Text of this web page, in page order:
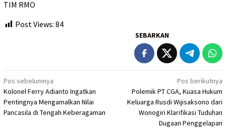
TIM RMO
Post Views: 84
SEBARKAN
Navigasi
pos
Pos sebelumnya
Kolonel Ferry Adianto Ingatkan
Pentingnya Mengamalkan Nilai
Pancasila di Tengah Keberagaman
Pos berikutnya
Polemik PT CGA, Kuasa Hukum
Keluarga Rusdi Wijisaksono dari
Wonogiri Klarifikasi Tuduhan
Dugaan Penggelapan